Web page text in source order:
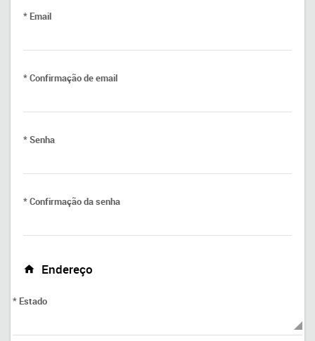
* Email
* Confirmação de email
* Senha
* Confirmação da senha
Endereço
* Estado